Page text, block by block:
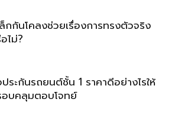
กกันโคลงช่วยเรื่องการทรงตัวจริง
ไม่?
ระกันรถยนต์ชั้น 1 ราคาดีอย่างไรให้
อบคลุมตอบโจทย์